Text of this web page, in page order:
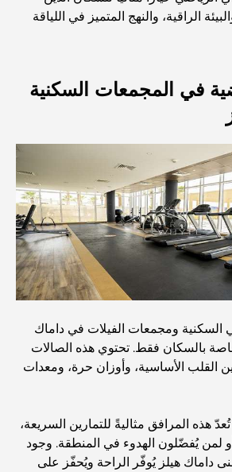
أفضل أماكن الإفطار في دبي: أفضل 7 أماكن لا تُضاهى لتجربة
يُنسى
الخليج التجاري: مزيج مثالي من القهوة
على نجمة ميشلان: جولة مغامرة لعشاق
جميرا جولف إستيتس: دليل الطهي
جميرا: دليل لأفضل أماكن القهوة وأسلوب
في دبي: اختياراتي المفضلة لعام 2026
الراقية، والنهج المتميز في اللياقة
في المجمعات السكنية
السكنية ومجمعات الفيلات في داماك
بالسكان فقط. تحتوي هذه الصالات
القلب الأساسية، وأوزان حرة، ومعدات
هذه المرافق مثاليةً للتمارين السريعة،
لمن يُفضّلون الهدوء في المنطقة. وجود
داماك هيلز يُوفّر الراحة ويُحفّز على